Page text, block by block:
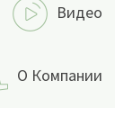
Видео
О Компании